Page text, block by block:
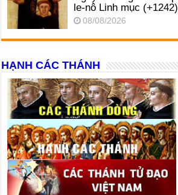
le-nô Linh mục (+1242)
08/08/2026
HẠNH CÁC THÁNH